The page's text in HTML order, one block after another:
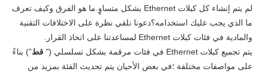
لم يتم إنشاء كل كبلات Ethernet بشكل متساوٍ.ما هو الفرق وكيف تعرف
ما الذي يجب عليك استخدامه؟دعونا نلقي نظرة على الاختلافات التقنية
والمادية في فئات كبلات Ethernet لمساعدتنا على اتخاذ القرار.
يتم تجميع كبلات Ethernet في فئات مرقمة بشكل تسلسلي ("
قط”) بناءً
على مواصفات مختلفة ؛في بعض الأحيان يتم تحديث الفئة بمزيد من